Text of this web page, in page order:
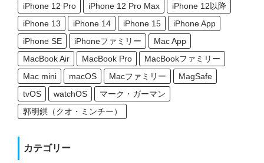
iPhone 12 Pro
iPhone 12 Pro Max
iPhone 12以降
iPhone 13
iPhone 14 iPhone 15
iPhone App
iPhone SE
iPhoneファミリー
Mac App
MacBook Air
MacBook Pro
MacBookファミリー
Mac mini
macOS Macファミリー
MagSafe
tvOS
watchOS
マーク・ガーマン
郭明錤（クオ・ミンチー）
カテゴリー